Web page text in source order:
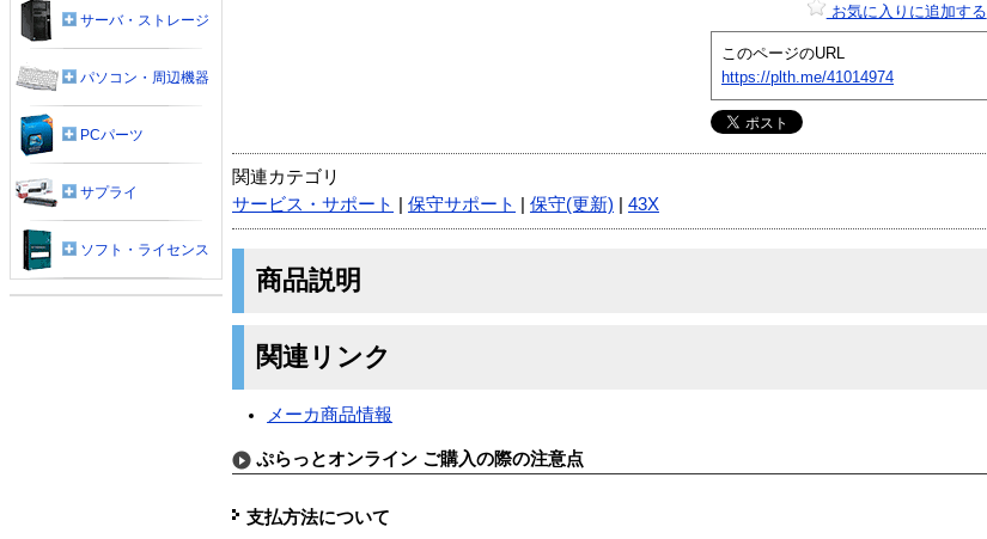
お気に入りに追加する
このページのURL
https://plth.me/41014974
関連カテゴリ
サービス・サポート
保守サポート 保守(更新) 43X
商品説明
関連リンク
メーカ商品情報
ぷらっとオンライン ご購入の際の注意点
支払方法について
サーバ・ストレージ
パソコン・周辺機器
PCパーツ
サプライ
ソフト・ライセンス